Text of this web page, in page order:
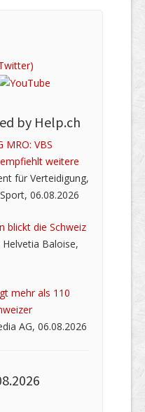
by Help.ch
MRO: VBS
weitere
für Verteidigung,
06.08.2026
blickt die Schweiz
Helvetia Baloise,
mehr als 110
AG, 06.08.2026